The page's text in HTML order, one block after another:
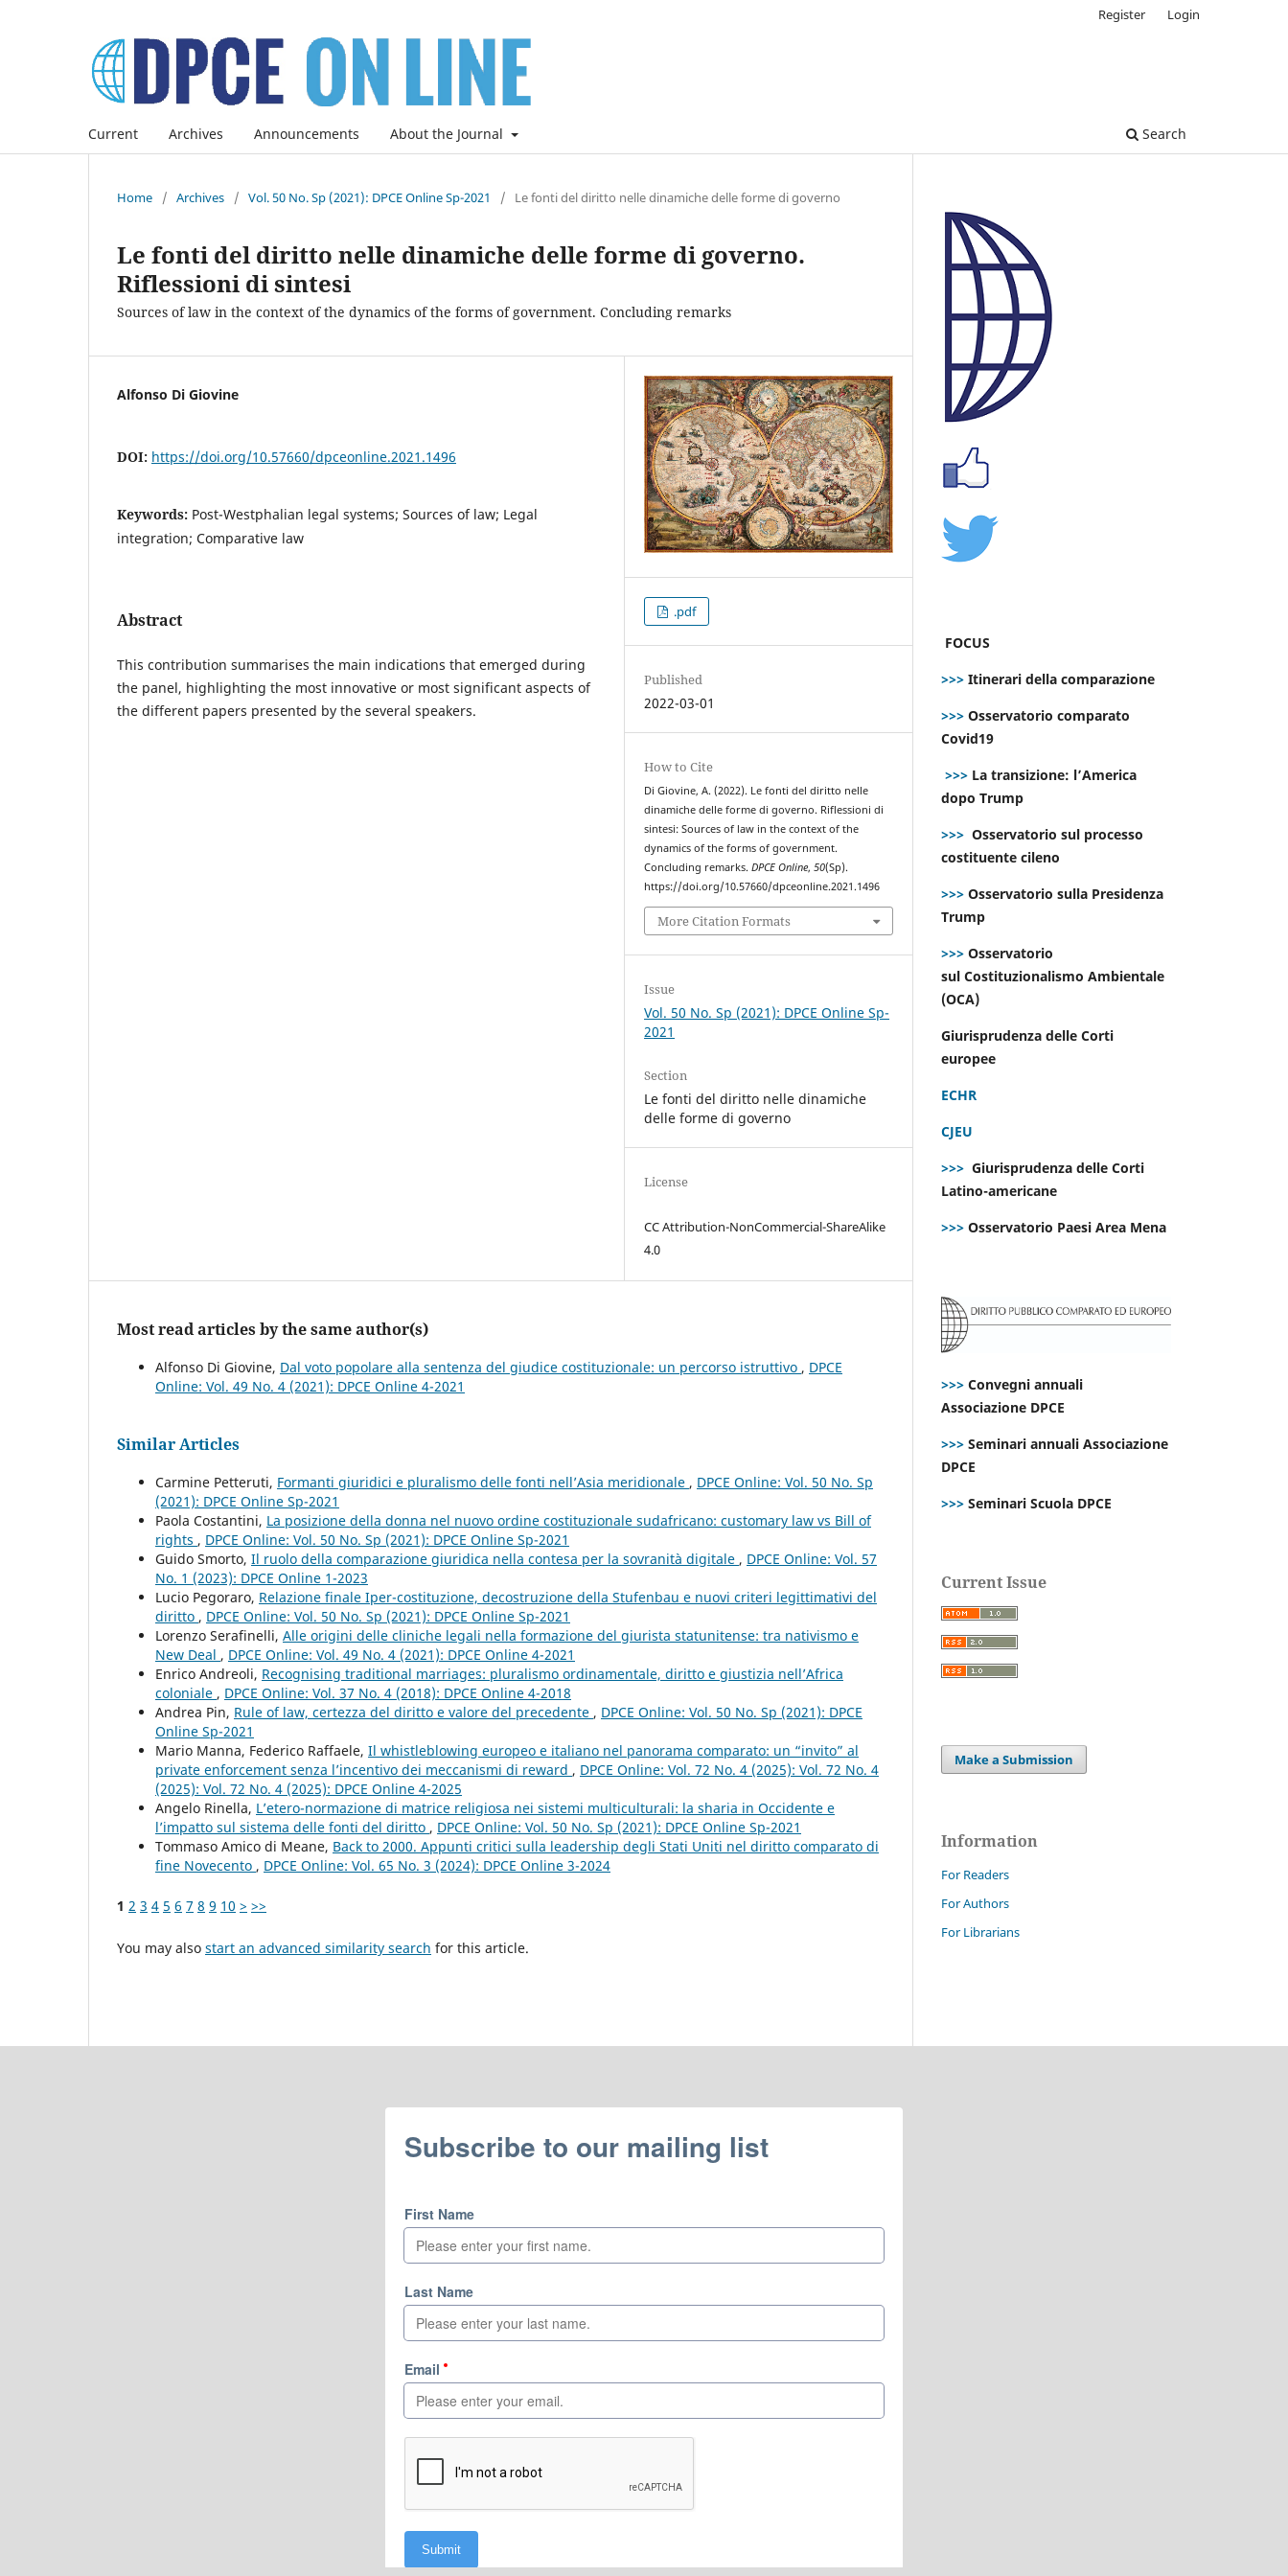
Current Archives Announcements About the Journal Search
Register Login
Home / Archives / Vol. 50 No. Sp (2021): DPCE Online Sp-2021 / Le fonti del diritto nelle dinamiche delle forme di governo
Le fonti del diritto nelle dinamiche delle forme di governo.
Riflessioni di sintesi
Sources of law in the context of the dynamics of the forms of government. Concluding remarks
Alfonso Di Giovine
DOI: https://doi.org/10.57660/dpceonline.2021.1496
Keywords: Post-Westphalian legal systems; Sources of law; Legal
integration; Comparative law
Abstract
This contribution summarises the main indications that emerged during
the panel, highlighting the most innovative or most significant aspects of
the different papers presented by the several speakers.
.pdf
Published
2022-03-01
How to Cite
Di Giovine, A. (2022). Le fonti del diritto nelle
dinamiche delle forme di governo. Riflessioni di
sintesi: Sources of law in the context of the
dynamics of the forms of government.
Concluding remarks.DPCE Online,50(Sp).
https://doi.org/10.57660/dpceonline.2021.1496
More Citation Formats
Issue
Vol. 50 No. Sp (2021): DPCE Online Sp-
2021
Section
Le fonti del diritto nelle dinamiche
delle forme di governo
License
CC Attribution-NonCommercial-ShareAlike
4.0
Most read articles by the same author(s)
Alfonso Di Giovine, Dal voto popolare alla sentenza del giudice costituzionale: un percorso istruttivo , DPCE
Online: Vol. 49 No. 4 (2021): DPCE Online 4-2021
Similar Articles
Carmine Petteruti, Formanti giuridici e pluralismo delle fonti nell’Asia meridionale , DPCE Online: Vol. 50 No. Sp
(2021): DPCE Online Sp-2021
Paola Costantini, La posizione della donna nel nuovo ordine costituzionale sudafricano: customary law vs Bill of
rights , DPCE Online: Vol. 50 No. Sp (2021): DPCE Online Sp-2021
Guido Smorto, Il ruolo della comparazione giuridica nella contesa per la sovranità digitale , DPCE Online: Vol. 57
No. 1 (2023): DPCE Online 1-2023
Lucio Pegoraro, Relazione finale Iper-costituzione, decostruzione della Stufenbau e nuovi criteri legittimativi del
diritto , DPCE Online: Vol. 50 No. Sp (2021): DPCE Online Sp-2021
Lorenzo Serafinelli, Alle origini delle cliniche legali nella formazione del giurista statunitense: tra nativismo e
New Deal , DPCE Online: Vol. 49 No. 4 (2021): DPCE Online 4-2021
Enrico Andreoli, Recognising traditional marriages: pluralismo ordinamentale, diritto e giustizia nell’Africa
coloniale , DPCE Online: Vol. 37 No. 4 (2018): DPCE Online 4-2018
Andrea Pin, Rule of law, certezza del diritto e valore del precedente , DPCE Online: Vol. 50 No. Sp (2021): DPCE
Online Sp-2021
Mario Manna, Federico Raffaele, Il whistleblowing europeo e italiano nel panorama comparato: un “invito” al
private enforcement senza l’incentivo dei meccanismi di reward , DPCE Online: Vol. 72 No. 4 (2025): Vol. 72 No. 4
(2025): Vol. 72 No. 4 (2025): DPCE Online 4-2025
Angelo Rinella, L’etero-normazione di matrice religiosa nei sistemi multiculturali: la sharia in Occidente e
l’impatto sul sistema delle fonti del diritto , DPCE Online: Vol. 50 No. Sp (2021): DPCE Online Sp-2021
Tommaso Amico di Meane, Back to 2000. Appunti critici sulla leadership degli Stati Uniti nel diritto comparato di
fine Novecento , DPCE Online: Vol. 65 No. 3 (2024): DPCE Online 3-2024
1 2 3 4 5 6 7 8 9 10 > >>
You may also start an advanced similarity search for this article.
FOCUS
>>> Itinerari della comparazione
>>> Osservatorio comparato
Covid19
>>> La transizione: l’America
dopo Trump
>>> Osservatorio sul processo
costituente cileno
>>> Osservatorio sulla Presidenza
Trump
>>> Osservatorio
sul Costituzionalismo Ambientale
(OCA)
Giurisprudenza delle Corti
europee
ECHR
CJEU
>>> Giurisprudenza delle Corti
Latino-americane
>>> Osservatorio Paesi Area Mena
>>> Convegni annuali
Associazione DPCE
>>> Seminari annuali Associazione
DPCE
>>> Seminari Scuola DPCE
Current Issue
Make a Submission
Information
For Readers
For Authors
For Librarians